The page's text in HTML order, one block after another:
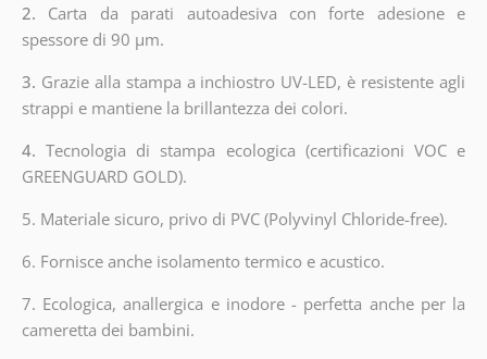
2. Carta da parati autoadesiva con forte adesione e
spessore di 90 µm.
3. Grazie alla stampa a inchiostro UV-LED, è resistente agli
strappi e mantiene la brillantezza dei colori.
4.Tecnologia di stampa ecologica (certificazioni VOC e
GREENGUARD GOLD).
5. Materiale sicuro, privo di PVC (Polyvinyl Chloride-free).
6. Fornisce anche isolamento termico e acustico.
7. Ecologica, anallergica e inodore - perfetta anche per la
cameretta dei bambini.